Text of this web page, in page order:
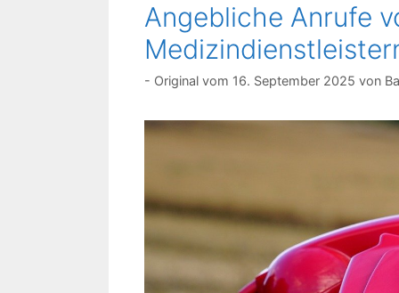
Angebliche Anrufe
16. September 2025 von